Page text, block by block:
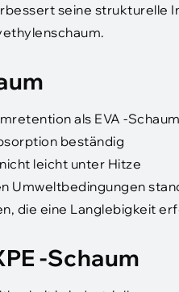
seine strukturelle
als EVA -Schaum
beständig
leicht unter Hitze
Umweltbedingungen
die eine Langlebigkeit
-Schaum